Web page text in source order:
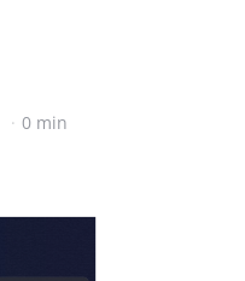
0 min